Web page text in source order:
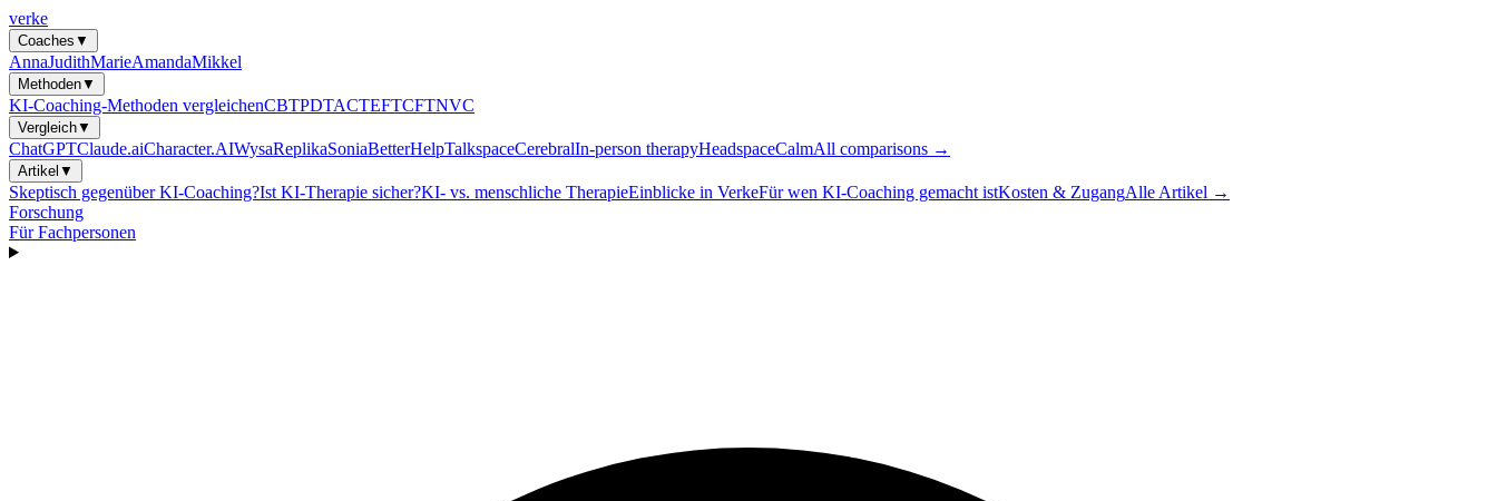
verke
Coaches ▼
AnnaJudithMarieAmandaMikkel
Methoden▼
KI-Coaching-Methoden vergleichenCBTPDTACTEFTCFTNVC
Vergleich▼
ChatGPTClaude.aiCharacter.AIWysaReplikaSoniaBetterHelpTalkspaceCerebralIn-person therapyHeadspaceCalmAll comparisons →
Artikel ▼
Skeptisch gegenüber KI-Coaching?Ist KI-Therapie sicher?KI- vs. menschliche TherapieEinblicke in VerkeFür wen KI-Coaching gemacht istKosten & ZugangAlle Artikel →
Forschung
Für Fachpersonen